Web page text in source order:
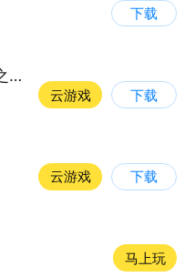
下载
三国群英传-霸王之业
云游戏 下载
云游戏 下载
马上玩